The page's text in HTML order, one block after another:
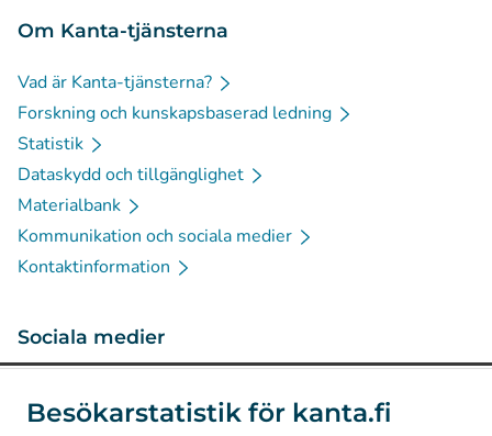
Besökarstatistik för kanta.fi
Om Kanta-tjänsterna
Vad är Kanta-tjänsterna?
Forskning och kunskapsbaserad ledning
Statistik
Dataskydd och tillgänglighet
Materialbank
Kommunikation och sociala medier
Kontaktinformation
Sociala medier
LinkedIn(Avautuu uuteen välilehteen)